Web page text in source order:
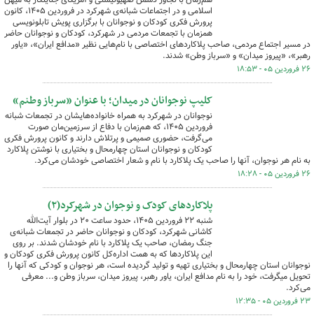
اسلامی و در اجتماعات شبانه‌ی شهرکرد در فروردین ۱۴۰۵، کانون
پرورش فکری کودکان و نوجوانان با برگزاری پویش تابلونویسی
همزمان با تجمعات مردمی در شهرکرد، کودکان و نوجوانان حاضر
در مسیر اجتماع مردمی، صاحب پلاکاردهای اختصاصی با نام‌هایی نظیر «مدافع ایران»، «یاور
رهبر»، «پیروز میدان» و «سرباز وطن» شدند.
۲۶ فروردین ۰۵ - ۱۸:۵۳
کلیپ نوجوانان در میدان؛ با عنوان «سرباز وطنم»
نوجوانان در شهرکرد به همراه خانواده‌هایشان در تجمعات شبانه
فروردین ۱۴۰۵، که هم‌زمان با دفاع از سرزمین‌مان صورت
می‌گرفت، حضوری صمیمی و پرتلاش دارند و کانون پرورش فکری
کودکان و نوجوانان استان چهارمحال و بختیاری با نوشتن پلاکارد
به نام هر نوجوان، آنها را صاحب یک پلاکارد با نام و شعار اختصاصی خودشان می‌کرد.
۲۶ فروردین ۰۵ - ۱۸:۲۸
پلاکاردهای کودک و نوجوان در شهرکرد(۲)
شنبه ۲۲ فروردین ۱۴۰۵، حدود ساعت ۲۰ در بلوار آیت‌الله
کاشانی شهرکرد، کودکان و نوجوانان حاضر در تجمعات شبانه‌ی
جنگ رمضان، صاحب یک پلاکارد با نام خودشان شدند. بر روی
این پلاکاردها که به همت اداره‌کل کانون پرورش فکری کودکان و
نوجوانان استان چهارمحال و بختیاری تهیه و تولید گردیده است، هر نوجوان و کودکی که آنها را
تحویل میگرفت، خود را به نام مدافع ایران، یاور رهبر، پیروز میدان، سرباز وطن و... معرفی
می‌کرد.
۲۳ فروردین ۰۵ - ۱۲:۳۵